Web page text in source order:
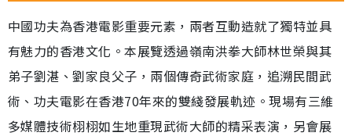
中國功夫為香港電影重要元素，兩者互動造就了獨特並具
有魅力的香港文化。本展覽透過嶺南洪拳大師林世榮與其
弟子劉湛、劉家良父子，兩個傳奇武術家庭，追溯民間武
術、功夫電影在香港70年來的雙綫發展軌迹。現場有三維
多媒體技術栩栩如生地重現武術大師的精采表演，另會展